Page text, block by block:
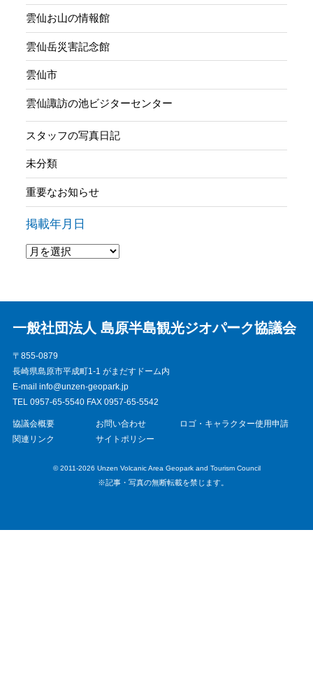
雲仙お山の情報館
雲仙岳災害記念館
雲仙市
雲仙諏訪の池ビジターセンター
スタッフの写真日記
未分類
重要なお知らせ
掲載年月日
協議会概要 お問い合わせ
ロゴ・キャラクター使用申請
関連リンク
サイトポリシー
© 2011-2026 Unzen Volcanic Area Geopark and Tourism Council
※記事・写真の無断転載を禁じます。
一般社団法人 島原半島観光ジオパーク協議会
〒855-0879
長崎県島原市平成町1-1 がまだすドーム内
E-mail info@unzen-geopark.jp
TEL 0957-65-5540 FAX 0957-65-5542